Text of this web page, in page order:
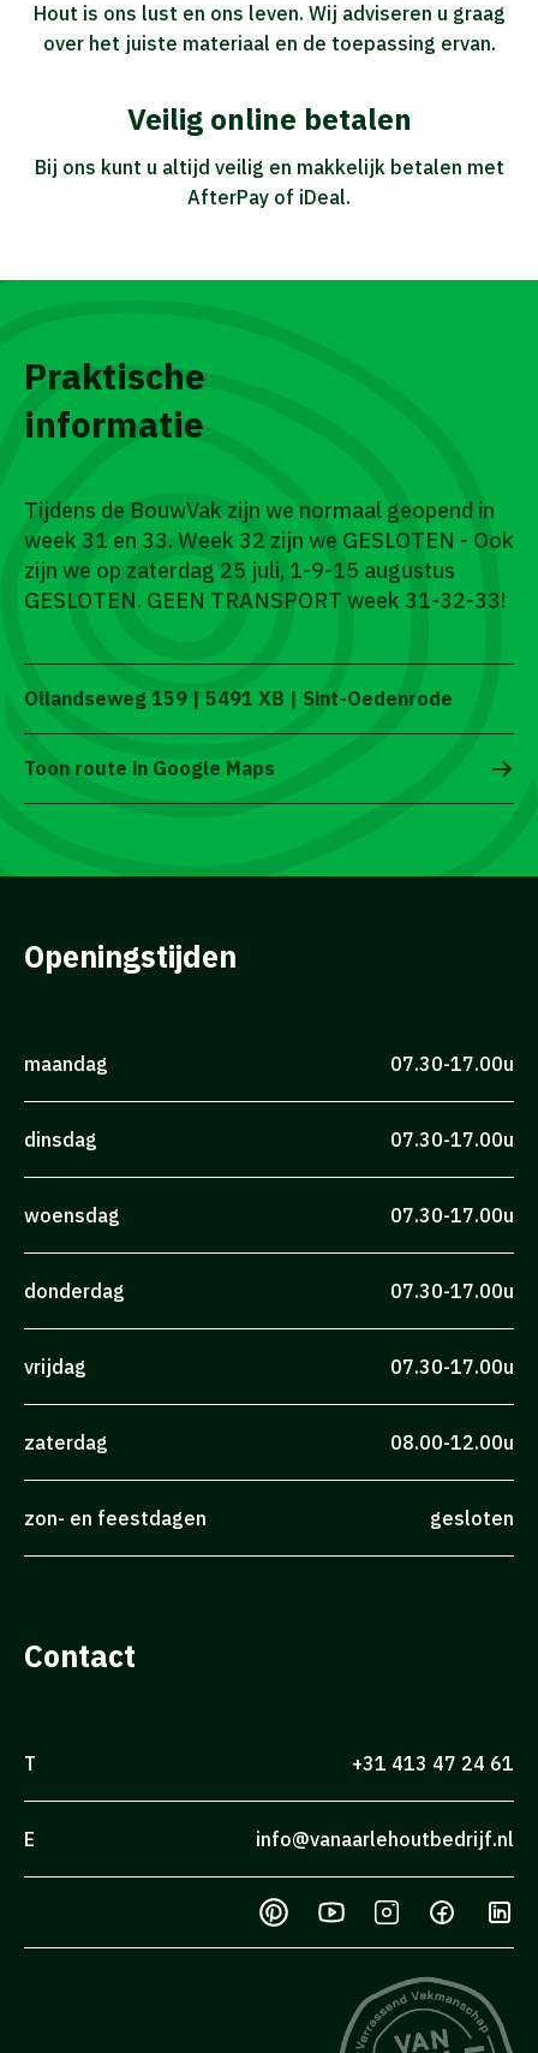
Hout is ons lust en ons leven. Wij adviseren u graag
over het juiste materiaal en de toepassing ervan.
Veilig online betalen
Bij ons kunt u altijd veilig en makkelijk betalen met
AfterPay of iDeal.
Praktische
informatie
Tijdens de BouwVak zijn we normaal geopend in
week 31 en 33. Week 32 zijn we GESLOTEN - Ook
zijn we op zaterdag 25 juli, 1-9-15 augustus
GESLOTEN. GEEN TRANSPORT week 31-32-33!
Ollandseweg 159 | 5491 XB | Sint-Oedenrode
Toon route in Google Maps
Openingstijden
maandag 07.30-17.00u
dinsdag 07.30-17.00u
woensdag 07.30-17.00u
donderdag 07.30-17.00u
vrijdag 07.30-17.00u
zaterdag 08.00-12.00u
zon- en feestdagen gesloten
Contact
T +31 413 47 24 61
E info@vanaarlehoutbedrijf.nl